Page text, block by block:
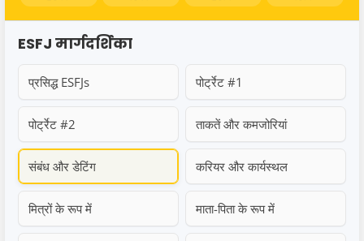
ESFJ मार्गदर्शिका
प्रसिद्ध ESFJs पोर्ट्रेट #1
पोर्ट्रेट #2 ताकतें और कमजोरियां
संबंध और डेटिंग करियर और कार्यस्थल
मित्रों के रूप में माता-पिता के रूप में